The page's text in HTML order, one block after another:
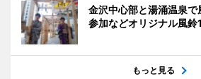
金沢中心部と湯涌温泉
参加などオリジナル風
もっと見る